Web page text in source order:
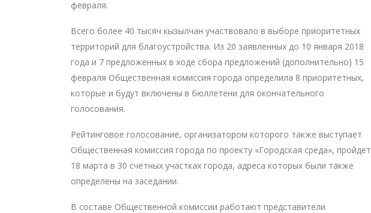
февраля.
Всего более 40 тысяч кызылчан участвовало в выборе приоритетных
территорий для благоустройства. Из 20 заявленных до 10 января 2018
года и 7 предложенных в ходе сбора предложений (дополнительно) 15
февраля Общественная комиссия города определила 8 приоритетных,
которые и будут включены в бюллетени для окончательного
голосования.
Рейтинговое голосование, организатором которого также выступает
Общественная комиссия города по проекту «Городская среда», пройдет
18 марта в 30 счетных участках города, адреса которых были также
определены на заседании.
В составе Общественной комиссии работают представители